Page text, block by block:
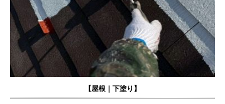
【屋根｜下塗り】